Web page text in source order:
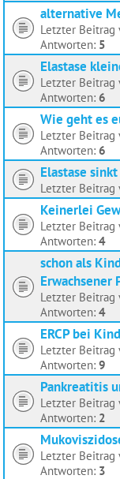
alternative
Letzter Beitrag
Antworten: 5
Elastase
Letzter Beitrag
Antworten: 6
Wie geht es
Letzter Beitrag
Antworten: 6
Elastase
Letzter Beitrag
Keinerlei
Letzter Beitrag
Antworten: 4
schon als
Erwachsener
Letzter Beitrag
Antworten: 4
ERCP bei Kind
Letzter Beitrag
Antworten: 9
Pankreatitis
Letzter Beitrag
Antworten: 2
Letzter Beitrag
Antworten: 3